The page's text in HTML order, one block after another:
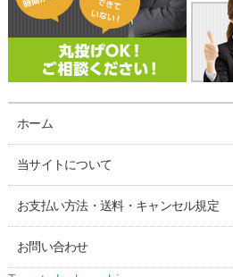
ホーム
当サイトについて
お支払い方法・送料・キャンセル規定
お問い合わせ